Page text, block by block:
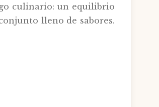
culinario: un equilibrio
lleno de sabores.